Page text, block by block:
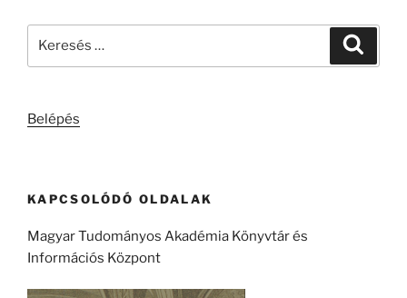
Belépés
KAPCSOLÓDÓ OLDALAK
Magyar Tudományos Akadémia Könyvtár és
Információs Központ